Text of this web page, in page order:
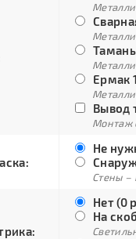
Ермак
Вывод
Монтаж
Не
Стены –
Нет (0
На